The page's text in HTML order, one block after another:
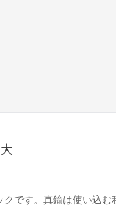
です。真鍮は使い込む